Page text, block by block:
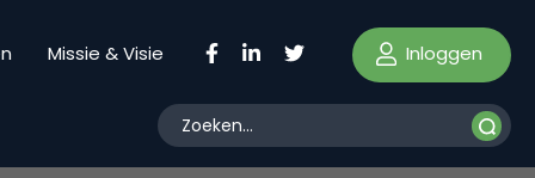
Missie & Visie Inloggen